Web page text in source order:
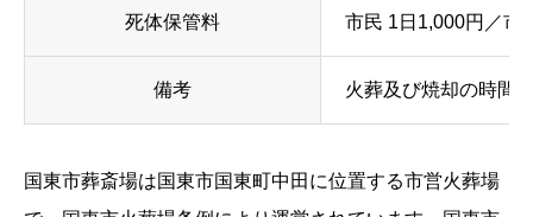
死体保管料 市民 1日1,000円／市
備考 火葬及び焼却の時間
国東市葬斎場は国東市国東町中田に位置する市営火葬場